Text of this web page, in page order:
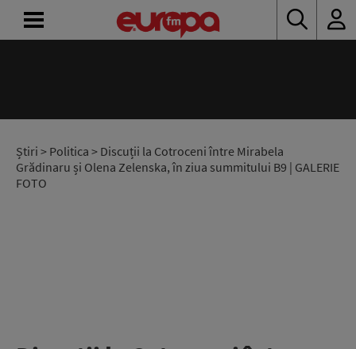
Știri > Politica > Discuții la Cotroceni între Mirabela
Grădinaru și Olena Zelenska, în ziua summitului B9 | GALERIE
FOTO
RADIO
CONCURSURI